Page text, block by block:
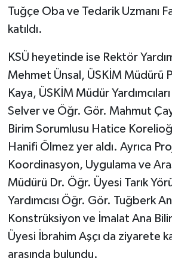
Tuğçe Oba ve Tedarik Uzmanı
katıldı.
KSÜ heyetinde ise Rektör
Mehmet Ünsal, ÜSKİM Müdürü
Kaya, ÜSKİM Müdür
Selver ve Öğr. Gör. Mahmut
Birim Sorumlusu Hatice
Hanifi Ölmez yer aldı. Ayrıca
Koordinasyon, Uygulama ve
Müdürü Dr. Öğr. Üyesi Tarık
Yardımcısı Öğr. Gör. Tuğberk
Konstrüksiyon ve İmalat Ana
Üyesi İbrahim Aşçı da ziyarete
arasında bulundu.